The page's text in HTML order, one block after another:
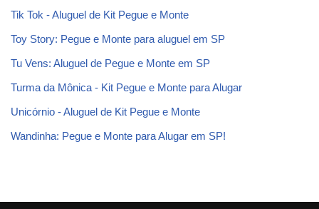
Tik Tok - Aluguel de Kit Pegue e Monte
Toy Story: Pegue e Monte para aluguel em SP
Tu Vens: Aluguel de Pegue e Monte em SP
Turma da Mônica - Kit Pegue e Monte para Alugar
Unicórnio - Aluguel de Kit Pegue e Monte
Wandinha: Pegue e Monte para Alugar em SP!